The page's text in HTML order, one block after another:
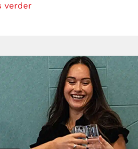
en vooral… volledig
verder